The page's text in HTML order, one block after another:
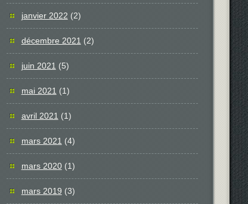
janvier 2022 (2)
décembre 2021 (2)
juin 2021 (5)
mai 2021 (1)
avril 2021 (1)
mars 2021 (4)
mars 2020(1)
mars 2019 (3)